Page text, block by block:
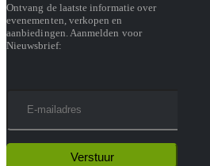
Ontvang de laatste informatie over
evenementen, verkopen en
aanbiedingen. Aanmelden voor
Nieuwsbrief: